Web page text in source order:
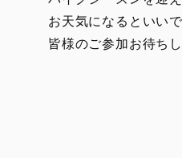
お天気になるといいで
皆様のご参加お待ち